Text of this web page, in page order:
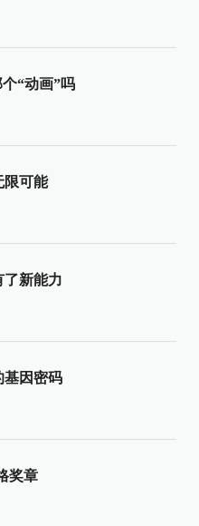
“动画”吗
限可能
了新能力
基因密码
奖章